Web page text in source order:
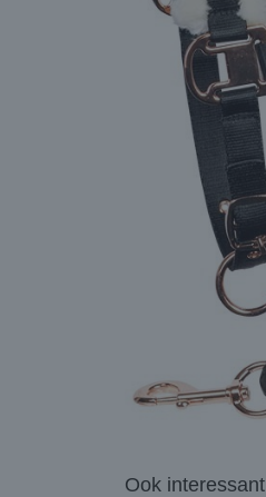
Ook interessant